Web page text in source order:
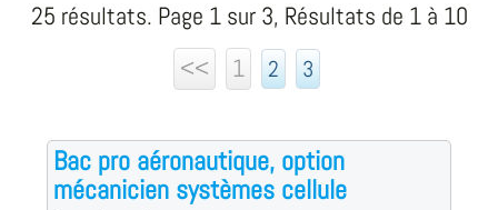
25 résultats. Page 1 sur 3, Résultats de 1 à 10
<<
1 2 3
Bac pro aéronautique, option
mécanicien systèmes cellule